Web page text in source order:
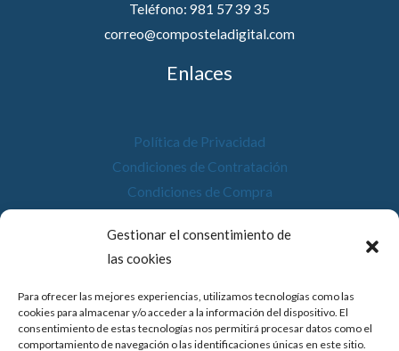
Gestionar el consentimiento de
las cookies
Para ofrecer las mejores experiencias, utilizamos tecnologías como las
cookies para almacenar y/o acceder a la información del dispositivo. El
consentimiento de estas tecnologías nos permitirá procesar datos como el
comportamiento de navegación o las identificaciones únicas en este sitio.
Teléfono: 981 57 39 35
correo@composteladigital.com
Enlaces
Política de Privacidad
Condiciones de Contratación
Condiciones de Compra
Política de Cookies
Accesibilidad